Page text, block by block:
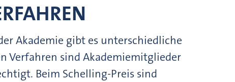
Akademie gibt es unterschiedliche
Verfahren sind Akademiemitglieder
Beim Schelling-Preis sind